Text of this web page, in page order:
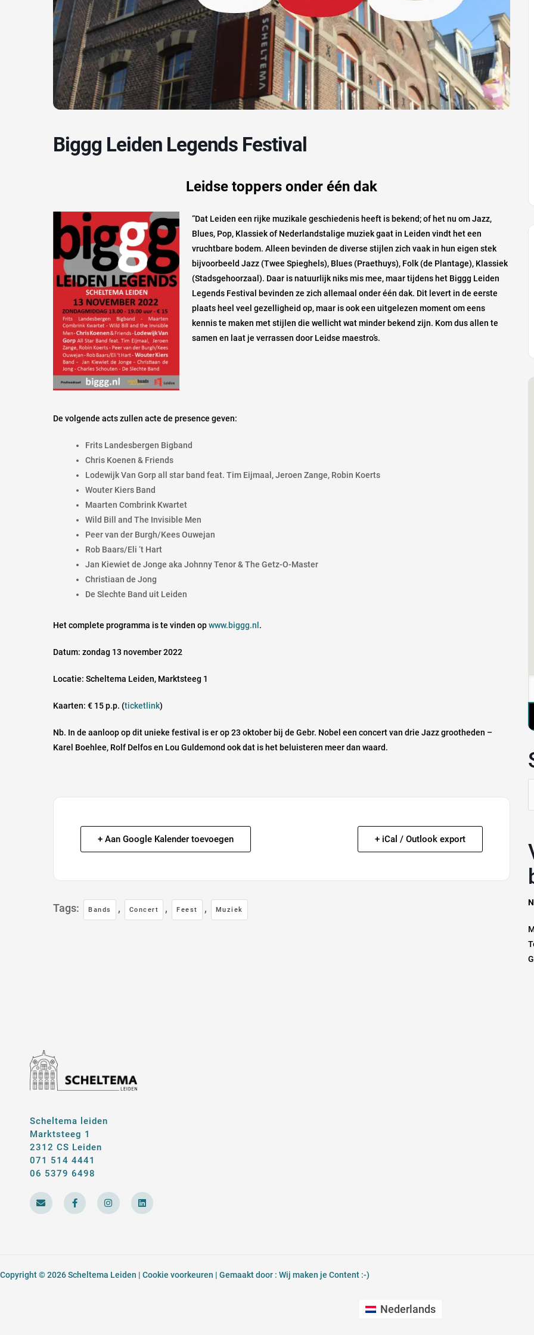
Biggg Leiden Legends Festival
Leidse toppers onder één dak
“Dat Leiden een rijke muzikale geschiedenis heeft is bekend; of het nu om Jazz,
Blues, Pop, Klassiek of Nederlandstalige muziek gaat in Leiden vindt het een
vruchtbare bodem. Alleen bevinden de diverse stijlen zich vaak in hun eigen stek
bijvoorbeeld Jazz (Twee Spieghels), Blues (Praethuys), Folk (de Plantage), Klassiek
(Stadsgehoorzaal). Daar is natuurlijk niks mis mee, maar tijdens het Biggg Leiden
Legends Festival bevinden ze zich allemaal onder één dak. Dit levert in de eerste
plaats heel veel gezelligheid op, maar is ook een uitgelezen moment om eens
kennis te maken met stijlen die wellicht wat minder bekend zijn. Kom dus allen te
samen en laat je verrassen door Leidse maestro’s.
De volgende acts zullen acte de presence geven:
Frits Landesbergen Bigband
Chris Koenen & Friends
Lodewijk Van Gorp all star band feat. Tim Eijmaal, Jeroen Zange, Robin Koerts
Wouter Kiers Band
Maarten Combrink Kwartet
Wild Bill and The Invisible Men
Peer van der Burgh/Kees Ouwejan
Rob Baars/Eli ‘t Hart
Jan Kiewiet de Jonge aka Johnny Tenor & The Getz-O-Master
Christiaan de Jong
De Slechte Band uit Leiden
Het complete programma is te vinden opwww.biggg.nl .
Datum: zondag 13 november 2022
Locatie: Scheltema Leiden, Marktsteeg 1
Kaarten: € 15 p.p. (ticketlink)
Nb. In de aanloop op dit unieke festival is er op 23 oktober bij de Gebr. Nobel een concert van drie Jazz grootheden –
Karel Boehlee, Rolf Delfos en Lou Guldemond ook dat is het beluisteren meer dan waard.
+ Aan Google Kalender toevoegen + iCal / Outlook export
Tags: Bands , Concert , Feest , Muziek
Scheltema leiden
Marktsteeg 1
2312 CS Leiden
071 514 4441
06 5379 6498
E
n
v
e
F
a
c
k
f
I
n
s
a
L
i
n
n
Copyright © 2026 Scheltema Leiden | Cookie voorkeuren | Gemaakt door : Wij maken je Content :-)
Nederlands